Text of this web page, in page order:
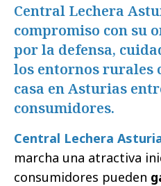
Central Lechera
compromiso con su
por la defensa,
los entornos rurales
casa en Asturias
consumidores.
Central Lechera
marcha una atractiva
consumidores pueden